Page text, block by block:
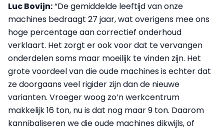
Luc Bovijn:“De gemiddelde leeftijd van onze
machines bedraagt 27 jaar, wat overigens mee ons
hoge percentage aan correctief onderhoud
verklaart. Het zorgt er ook voor dat te vervangen
onderdelen soms maar moeilijk te vinden zijn. Het
grote voordeel van die oude machines is echter dat
ze doorgaans veel rigider zijn dan de nieuwe
varianten. Vroeger woog zo’n werkcentrum
makkelijk 16 ton, nu is dat nog maar 9 ton. Daarom
kannibaliseren we die oude machines dikwijls, of